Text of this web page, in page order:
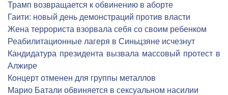
Трамп возвращается к обвинению в аборте
Гаити: новый день демонстраций против власти
Жена террориста взорвала себя со своим ребенком
Реабилитационные лагеря в Синьцзяне исчезнут
Кандидатура президента вызвала массовый протест в
Алжире
Концерт отменен для группы металлов
Марио Батали обвиняется в сексуальном насилии